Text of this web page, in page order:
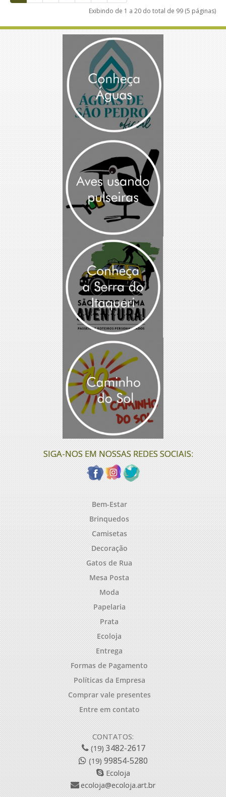
Exibindo de 1 a 20 do total de 99 (5 páginas)
SIGA-NOS EM NOSSAS REDES SOCIAIS:
Bem-Estar
Brinquedos
Camisetas
Decoração
Gatos de Rua
Mesa Posta
Moda
Papelaria
Prata
Ecoloja
Entrega
Formas de Pagamento
Políticas da Empresa
Comprar vale presentes
Entre em contato
CONTATOS:
(19)3482-2617
(19)99854-5280
Ecoloja
ecoloja@ecoloja.art.br